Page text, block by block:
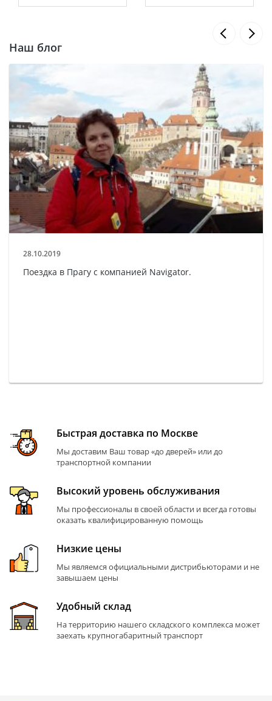
Наш блог
28.10.2019
Поездка в Прагу с компанией Navigator.
Быстрая доставка по Москве
Мы доставим Ваш товар «до дверей» или до
транспортной компании
Высокий уровень обслуживания
Мы профессионалы в своей области и всегда готовы
оказать квалифицированную помощь
Низкие цены
Мы являемся официальными дистрибьюторами и не
завышаем цены
Удобный склад
На территорию нашего складского комплекса может
заехать крупногабаритный транспорт